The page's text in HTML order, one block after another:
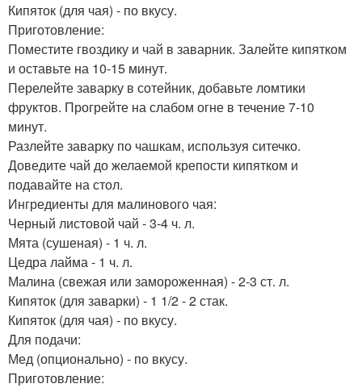
Кипяток (для чая) - по вкусу.
Приготовление:
Поместите гвоздику и чай в заварник. Залейте кипятком
и оставьте на 10-15 минут.
Перелейте заварку в сотейник, добавьте ломтики
фруктов. Прогрейте на слабом огне в течение 7-10
минут.
Разлейте заварку по чашкам, используя ситечко.
Доведите чай до желаемой крепости кипятком и
подавайте на стол.
Ингредиенты для малинового чая:
Черный листовой чай - 3-4 ч. л.
Мята (сушеная) - 1 ч. л.
Цедра лайма - 1 ч. л.
Малина (свежая или замороженная) - 2-3 ст. л.
Кипяток (для заварки) - 1 1/2 - 2 стак.
Кипяток (для чая) - по вкусу.
Для подачи:
Мед (опционально) - по вкусу.
Приготовление: